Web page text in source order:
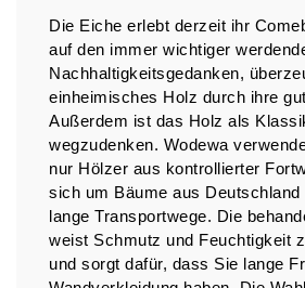
Die Eiche erlebt derzeit ihr
auf den immer wichtiger
Nachhaltigkeitsgedanken,
einheimisches Holz durch ihre
Außerdem ist das Holz als
wegzudenken. Wodewa
nur Hölzer aus kontrollierter
sich um Bäume aus Deutschland
lange Transportwege. Die
weist Schmutz und Feuchtigkeit
und sorgt dafür, dass Sie lange